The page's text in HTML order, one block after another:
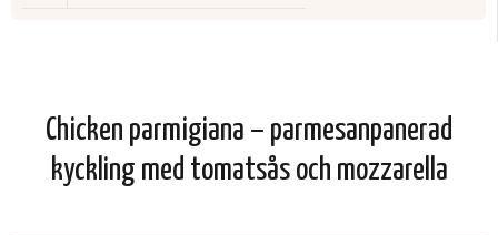
Chicken parmigiana – parmesanpanerad
kyckling med tomatsås och mozzarella